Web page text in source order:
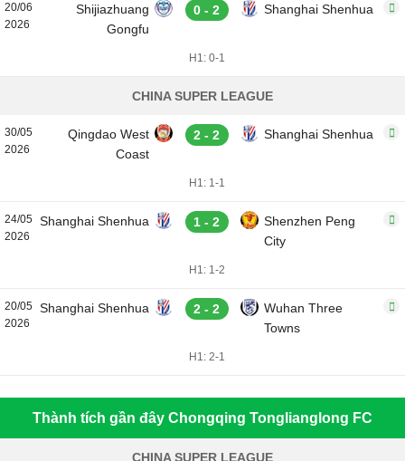
20/06
2026
Shijiazhuang
Gongfu
0 - 2 Shanghai Shenhua
H1: 0-1
CHINA SUPER LEAGUE
30/05
2026
Qingdao West
Coast
2 - 2 Shanghai Shenhua
H1: 1-1
24/05
2026
Shanghai Shenhua 1 - 2
Shenzhen Peng
City
H1: 1-2
20/05
2026
Shanghai Shenhua 2 - 2
Wuhan Three
Towns
H1: 2-1
Thành tích gần đây Chongqing Tonglianglong FC
CHINA SUPER LEAGUE